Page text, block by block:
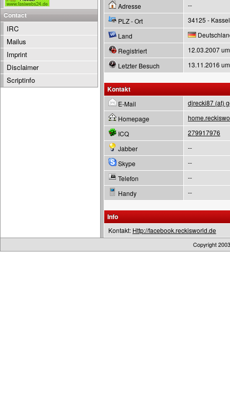
Adresse
--
PLZ - Ort
34125 - Kassel
Land
Registriert
12.03.2007
Letzter Besuch
13.11.2016
Kontakt
E-Mail
djrecki87 (at)
Homepage
ICQ
279917976
Jabber
--
Skype
--
Telefon
--
Handy
--
Info
Kontakt: Http://facebook.reckisworld.de
Contact
IRC
Mailus
Imprint
Disclaimer
Scriptinfo
Copyright